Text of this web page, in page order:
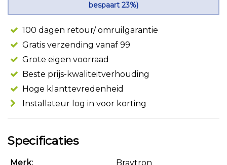
bespaart 23%)
100 dagen retour/ omruilgarantie
Gratis verzending vanaf 99
Grote eigen voorraad
Beste prijs-kwaliteitverhouding
Hoge klanttevredenheid
Installateur log in voor korting
Specificaties
Merk:
Braytron